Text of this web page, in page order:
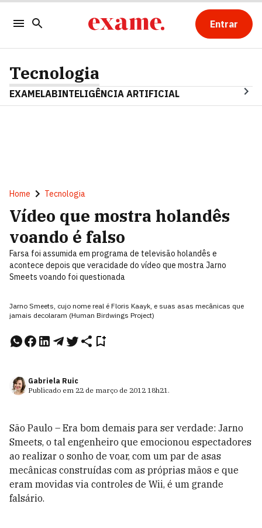
Entrar
Tecnologia
EXAMELABINTELIGÊNCIA ARTIFICIAL
Home Tecnologia
Vídeo que mostra holandês
voando é falso
Farsa foi assumida em programa de televisão holandês e
acontece depois que veracidade do vídeo que mostra Jarno
Smeets voando foi questionada
Jarno Smeets, cujo nome real é Floris Kaayk, e suas asas mecânicas que
jamais decolaram (Human Birdwings Project)
Gabriela Ruic
Publicado em 22 de março de 2012 18h21.
São Paulo – Era bom demais para ser verdade: Jarno
Smeets, o tal engenheiro que emocionou espectadores
ao realizar o sonho de voar, com um par de asas
mecânicas construídas com as próprias mãos e que
eram movidas via controles de Wii, é um grande
falsário.